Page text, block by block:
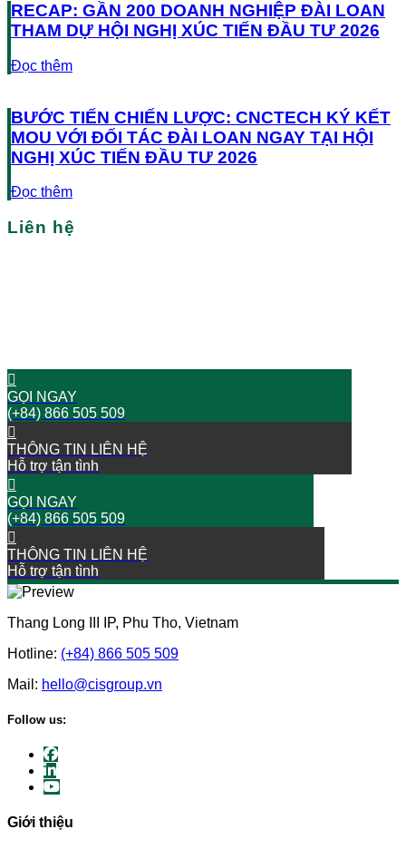
RECAP: GẦN 200 DOANH NGHIỆP ĐÀI LOAN
THAM DỰ HỘI NGHỊ XÚC TIẾN ĐẦU TƯ 2026
Đọc thêm
BƯỚC TIẾN CHIẾN LƯỢC: CNCTECH KÝ KẾT
MOU VỚI ĐỐI TÁC ĐÀI LOAN NGAY TẠI HỘI
NGHỊ XÚC TIẾN ĐẦU TƯ 2026
Đọc thêm
Liên hệ
GỌI NGAY
(+84) 866 505 509
THÔNG TIN LIÊN HỆ
Hỗ trợ tận tình
GỌI NGAY
(+84) 866 505 509
THÔNG TIN LIÊN HỆ
Hỗ trợ tận tình
Thang Long III IP, Phu Tho, Vietnam
Hotline: (+84) 866 505 509
Mail: hello@cisgroup.vn
Follow us:
Giới thiệu